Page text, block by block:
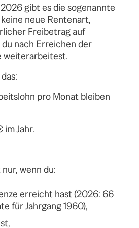
2026 gibt es die sogenannte
neue Rentenart,
Freibetrag auf
nach Erreichen der
weiterarbeitest.
pro Monat bleiben
Jahr.
wenn du:
erreicht hast (2026: 66
für Jahrgang 1960),